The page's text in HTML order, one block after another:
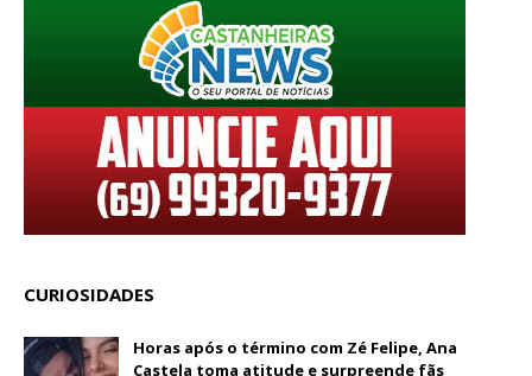
CURIOSIDADES
Horas após o término com Zé Felipe, Ana
Castela toma atitude e surpreende fãs